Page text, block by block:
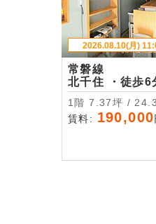
2026.08.10(月)
常磐線
北千住 ・徒歩
1階 7.37坪 /
賃料: 190,000